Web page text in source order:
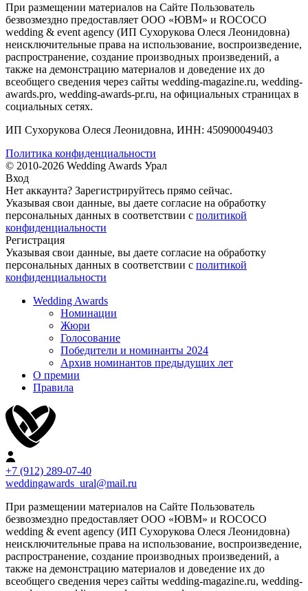
При размещении материалов на Сайте Пользователь
безвозмездно предоставляет ООО «ЮВМ» и ROCOCO
wedding & event agency (ИП Сухорукова Олеся Леонидовна)
неисключительные права на использование, воспроизведение,
распространение, создание производных произведений, а
также на демонстрацию материалов и доведение их до
всеобщего сведения через сайты wedding-magazine.ru, wedding-
awards.pro, wedding-awards-pr.ru, на официальных страницах в
социальных сетях.
ИП Сухорукова Олеся Леонидовна, ИНН: 450900049403
Политика конфиденциальности
© 2010-2026 Wedding Awards Урал
Вход
Нет аккаунта? Зарегистрируйтесь прямо сейчас.
Указывая свои данные, вы даете согласие на обработку
персональных данных в соответствии с политикой
конфиденциальности
Регистрация
Указывая свои данные, вы даете согласие на обработку
персональных данных в соответствии с политикой
конфиденциальности
Wedding Awards
Номинации
Жюри
Голосование
Победители и номинанты 2024
Архив номинантов предыдущих лет
О премии
Правила
+7 (912) 289-07-40
weddingawards_ural@mail.ru
При размещении материалов на Сайте Пользователь
безвозмездно предоставляет ООО «ЮВМ» и ROCOCO
wedding & event agency (ИП Сухорукова Олеся Леонидовна)
неисключительные права на использование, воспроизведение,
распространение, создание производных произведений, а
также на демонстрацию материалов и доведение их до
всеобщего сведения через сайты wedding-magazine.ru, wedding-